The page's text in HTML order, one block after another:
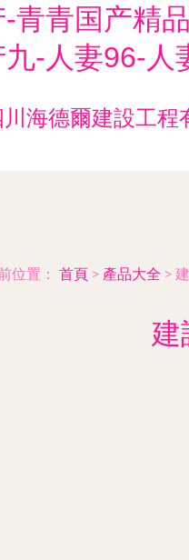
青青国产精
-人妻96-人
川海德爾建設工程
位置： 首頁 > 產品大全 >
建